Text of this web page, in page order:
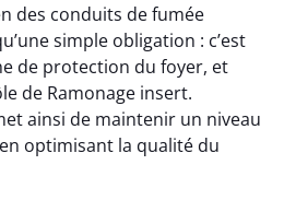
des conduits de fumée
simple obligation : c’est
de protection du foyer, et
de Ramonage insert.
ainsi de maintenir un niveau
optimisant la qualité du